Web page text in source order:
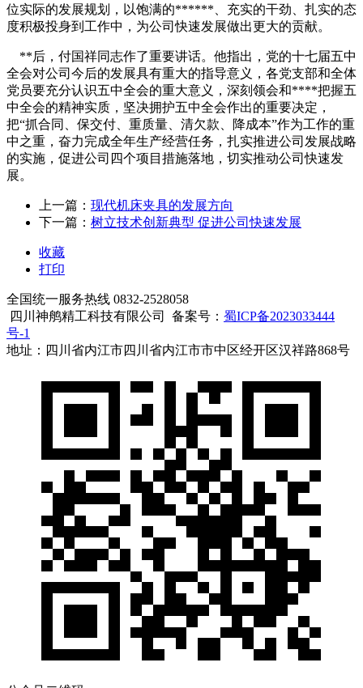
位实际的发展规划，以饱满的******、充实的干劲、扎实的态
度积极投身到工作中，为公司快速发展做出更大的贡献。
**后，付国祥同志作了重要讲话。他指出，党的十七届五中
全会对公司今后的发展具有重大的指导意义，各党支部和全体
党员要充分认识五中全会的重大意义，深刻领会和****把握五
中全会的精神实质，坚决拥护五中全会作出的重要决定，
把“抓合同、保交付、重质量、清欠款、降成本”作为工作的重
中之重，奋力完成全年生产经营任务，扎实推进公司发展战略
的实施，促进公司四个项目措施落地，切实推动公司快速发
展。
上一篇： 现代机床夹具的发展方向
下一篇： 树立技术创新典型 促进公司快速发展
收藏
打印
全国统一服务热线 0832-2528058
四川神鸼精工科技有限公司 备案号： 蜀ICP备2023033444
号-1
地址：四川省内江市四川省内江市市中区经开区汉祥路868号